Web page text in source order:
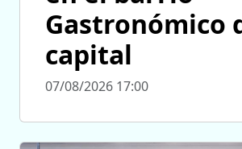
Gastronómico
capital
07/08/2026 17:00